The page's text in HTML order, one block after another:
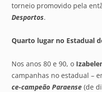
torneio promovido pela
Desportos.
Quarto lugar no Estadual
Nos anos 80 e 90, o
campanhas no estadual –
ce-campeão Paraense (de